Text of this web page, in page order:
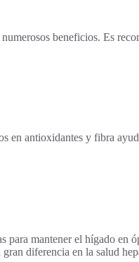
beneficios. Es
en antioxidantes y fibra
para mantener el hígado en
gran diferencia en la salud